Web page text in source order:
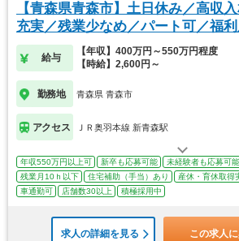
【青森県青森市】土日休み／高収
充実／残業少なめ／パート可／福
給与
【年収】400万円～550万円程度
【時給】2,600円～
勤務地 青森県 青森市
アクセス ＪＲ奥羽本線 新青森駅
年収550万円以上可 新卒も応募可能 未経験者も応募可能
残業月10ｈ以下
住宅補助（手当）あり 産休・育休取得
車通勤可
店舗数30以上 積極採用中
求人の詳細を見る この求人